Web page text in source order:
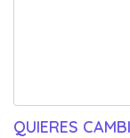
QUIERES